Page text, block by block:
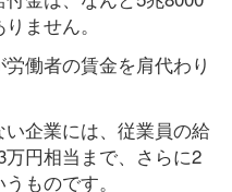
ません。
働者の賃金を肩代わり
企業には、従業員の給
円相当まで、さらに2
ものです。